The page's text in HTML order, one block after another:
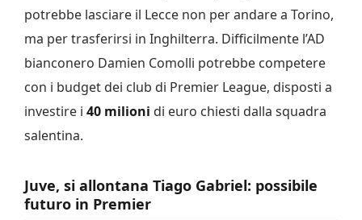
potrebbe lasciare il Lecce non per andare a Torino,
ma per trasferirsi in Inghilterra. Difficilmente l’AD
bianconero Damien Comolli potrebbe competere
con i budget dei club di Premier League, disposti a
investire i 40 milioni di euro chiesti dalla squadra
salentina.
Juve, si allontana Tiago Gabriel: possibile
futuro in Premier